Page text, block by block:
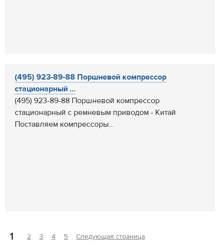
(495) 923-89-88 Поршневой компрессор
стационарный ...
(495) 923-89-88 Поршневой компрессор
стационарный с ремневым приводом - Китай
Поставляем компрессоры...
1 2 3 4 5 Следующая страница